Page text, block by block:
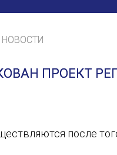
Архив мероприятий
НОВОСТИ
ПРОЕКТ
после